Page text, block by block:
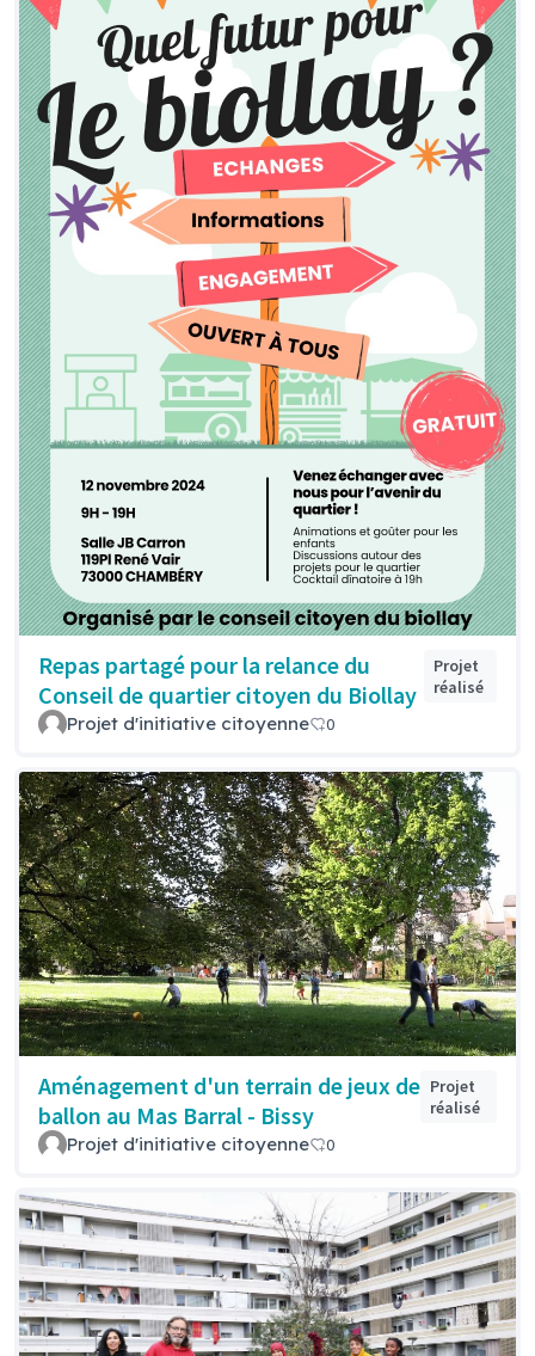
Repas partagé pour la relance du
Conseil de quartier citoyen du Biollay
Projet
réalisé
Projet d'initiative citoyenne 0
Aménagement d'un terrain de jeux de
ballon au Mas Barral - Bissy
Projet
réalisé
Projet d'initiative citoyenne 0